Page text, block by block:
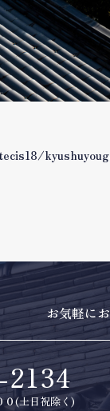
お気軽に
０(土日祝除く)